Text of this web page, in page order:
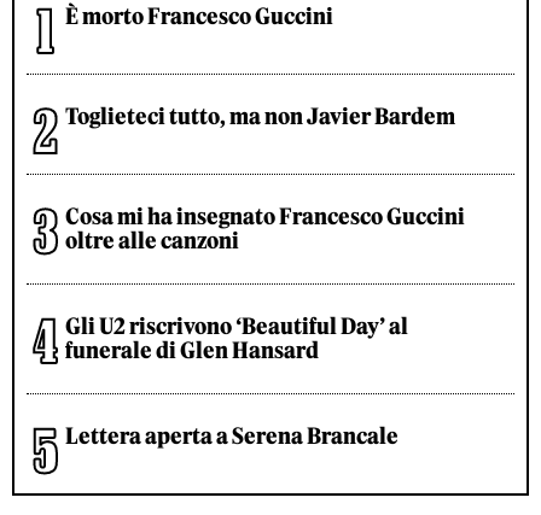
È morto Francesco Guccini
Toglieteci tutto, ma non Javier Bardem
Cosa mi ha insegnato Francesco Guccini
oltre alle canzoni
Gli U2 riscrivono ‘Beautiful Day’ al
funerale di Glen Hansard
Lettera aperta a Serena Brancale